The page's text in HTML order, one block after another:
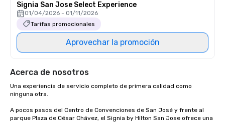
Signia San Jose Select Experience
01/04/2026 - 01/11/2026
Tarifas promocionales
Aprovechar la promoción
Acerca de nosotros
Una experiencia de servicio completo de primera calidad como
ninguna otra.
A pocos pasos del Centro de Convenciones de San José y frente al
parque Plaza de César Chávez, el Signia by Hilton San Jose ofrece una